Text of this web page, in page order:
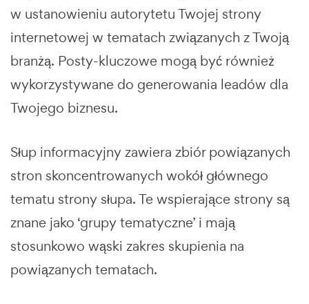
w ustanowieniu autorytetu Twojej strony
internetowej w tematach związanych z Twoją
branżą. Posty-kluczowe mogą być również
wykorzystywane do generowania leadów dla
Twojego biznesu.
Słup informacyjny zawiera zbiór powiązanych
stron skoncentrowanych wokół głównego
tematu strony słupa. Te wspierające strony są
znane jako ‘grupy tematyczne’ i mają
stosunkowo wąski zakres skupienia na
powiązanych tematach.